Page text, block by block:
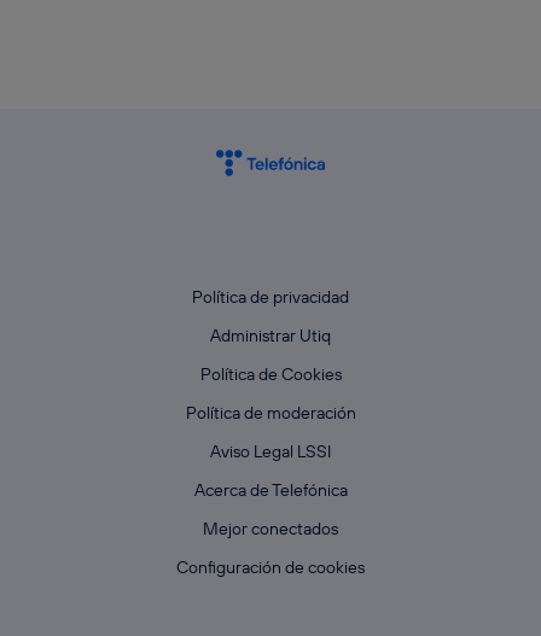
Política de privacidad
Administrar Utiq
Política de Cookies
Política de moderación
Aviso Legal LSSI
Acerca de Telefónica
Mejor conectados
Configuración de cookies